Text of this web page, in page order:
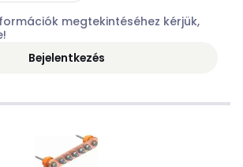
megtekintéséhez kérjük,
Bejelentkezés